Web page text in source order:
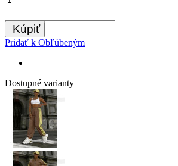
Kúpiť
Pridať k Obľúbeným
Dostupné varianty